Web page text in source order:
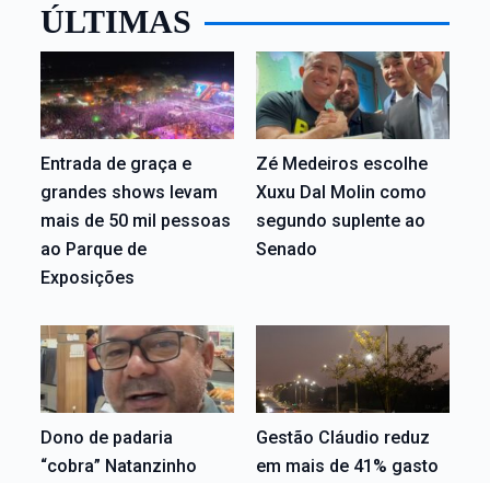
ÚLTIMAS
Entrada de graça e
grandes shows levam
mais de 50 mil pessoas
ao Parque de
Exposições
Zé Medeiros escolhe
Xuxu Dal Molin como
segundo suplente ao
Senado
Dono de padaria
“cobra” Natanzinho
Gestão Cláudio reduz
em mais de 41% gasto